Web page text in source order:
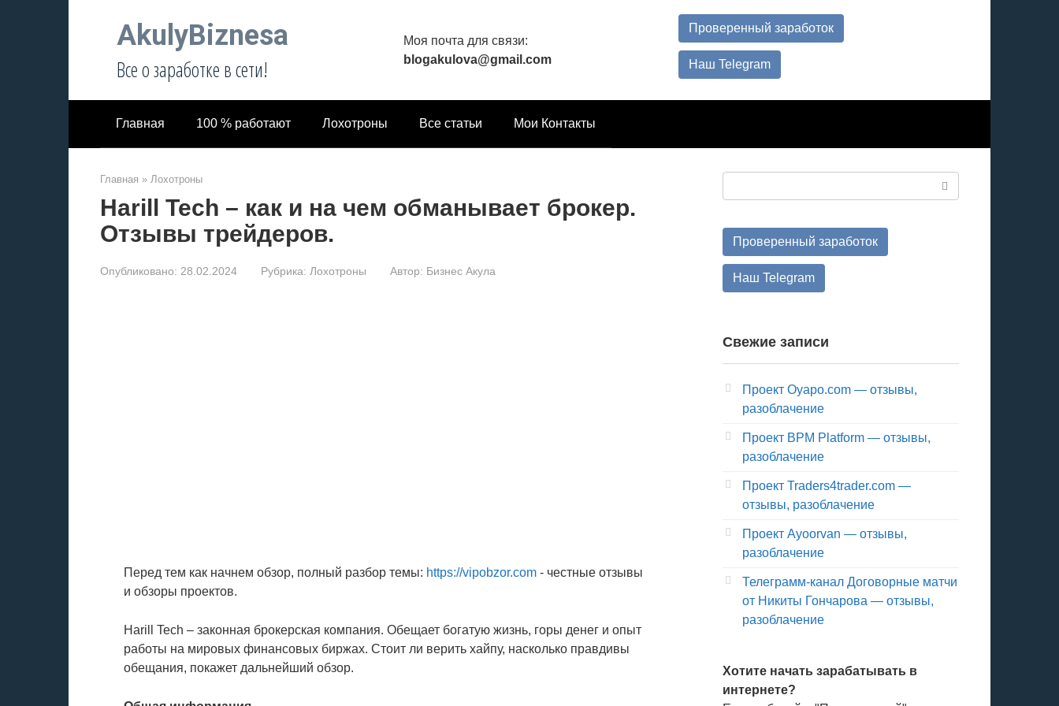
AkulyBiznesa
Все о заработке в сети!
Моя почта для связи:
blogakulova@gmail.com
Проверенный заработок
Наш Telegram
Главная 100 % работают Лохотроны Все статьи Мои Контакты
Главная » Лохотроны
Harill Tech – как и на чем обманывает брокер.
Отзывы трейдеров.
Опубликовано: 28.02.2024 Рубрика: Лохотроны Автор: Бизнес Акула
Перед тем как начнем обзор, полный разбор темы: https://vipobzor.com - честные отзывы
и обзоры проектов.
Harill Tech – законная брокерская компания. Обещает богатую жизнь, горы денег и опыт
работы на мировых финансовых биржах. Стоит ли верить хайпу, насколько правдивы
обещания, покажет дальнейший обзор.
Проверенный заработок
Наш Telegram
Свежие записи
Проект Oyapo.com — отзывы,
разоблачение
Проект BPM Platform — отзывы,
разоблачение
Проект Traders4trader.com —
отзывы, разоблачение
Проект Ayoorvan — отзывы,
разоблачение
Телеграмм-канал Договорные матчи
от Никиты Гончарова — отзывы,
разоблачение
Хотите начать зарабатывать в
интернете?